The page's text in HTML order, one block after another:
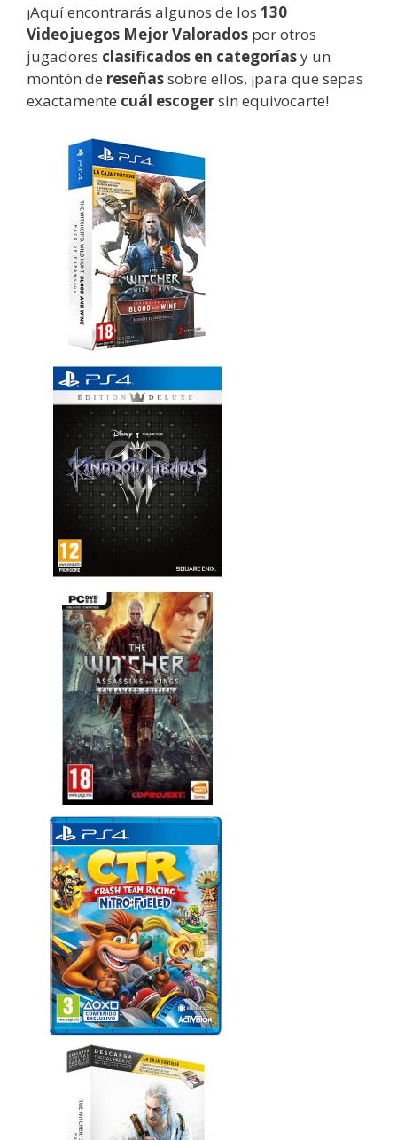
¡Aquí encontrarás algunos de los 130
Videojuegos Mejor Valorados por otros
jugadores clasificados en categoríasy un
montón de reseñassobre ellos, ¡para que sepas
exactamente cuál escogersin equivocarte!